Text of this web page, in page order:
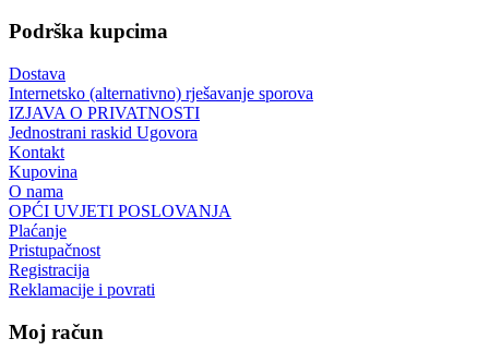
Podrška kupcima
Dostava
Internetsko (alternativno) rješavanje sporova
IZJAVA O PRIVATNOSTI
Jednostrani raskid Ugovora
Kontakt
Kupovina
O nama
OPĆI UVJETI POSLOVANJA
Plaćanje
Pristupačnost
Registracija
Reklamacije i povrati
Moj račun